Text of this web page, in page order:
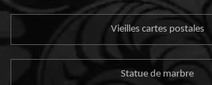
Vieilles cartes postales
Statue de marbre